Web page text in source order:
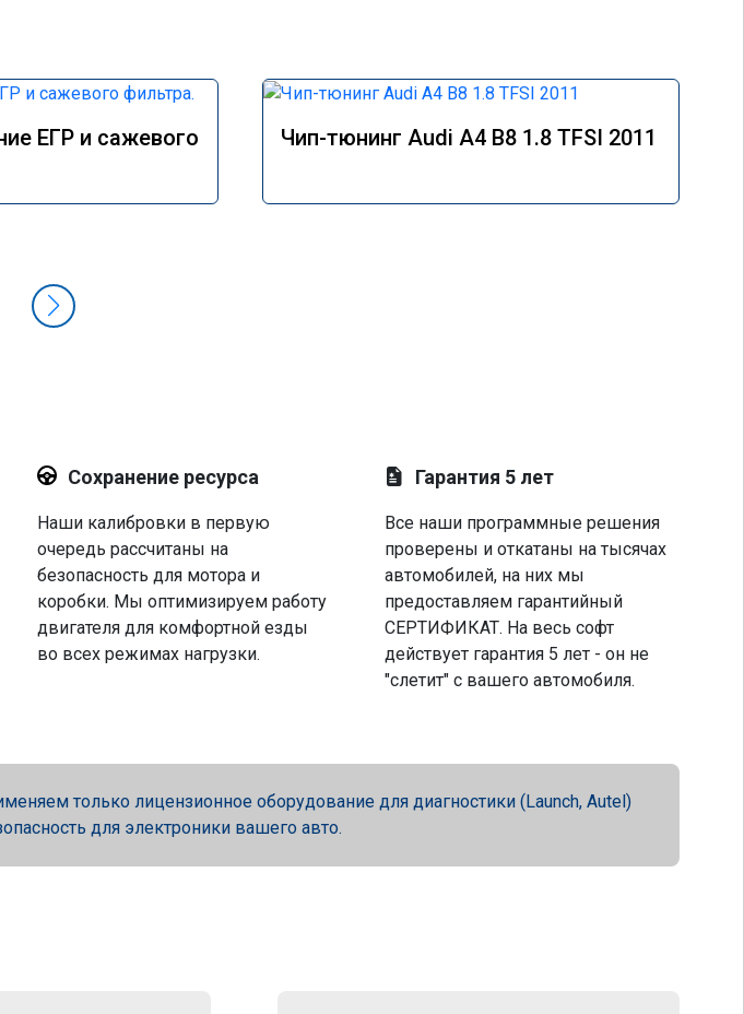
ЕГР и сажевого
Чип-тюнинг Audi A4 B8 1.8 TFSI 2011
Сохранение ресурса
Наши калибровки в первую
очередь рассчитаны на
безопасность для мотора и
коробки. Мы оптимизируем работу
двигателя для комфортной езды
во всех режимах нагрузки.
Гарантия 5 лет
Все наши программные решения
проверены и откатаны на тысячах
автомобилей, на них мы
предоставляем гарантийный
СЕРТИФИКАТ. На весь софт
действует гарантия 5 лет - он не
"слетит" с вашего автомобиля.
только лицензионное оборудование для диагностики (Launch, Autel)
для электроники вашего авто.